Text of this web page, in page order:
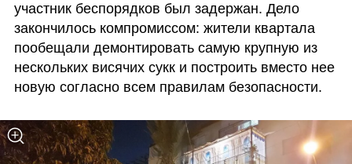
участник беспорядков был задержан. Дело
закончилось компромиссом: жители квартала
пообещали демонтировать самую крупную из
нескольких висячих сукк и построить вместо нее
новую согласно всем правилам безопасности.